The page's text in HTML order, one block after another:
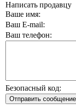
Написать продавцу
Ваше имя:
Ваш E-mail:
Ваш телефон:
Безопасный код: